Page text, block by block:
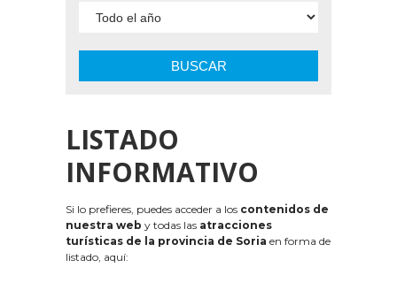
BUSCAR
LISTADO
INFORMATIVO
Si lo prefieres, puedes acceder a los contenidos de
nuestra web y todas las atracciones
turísticas de la provincia de Soria en forma de
listado, aquí: